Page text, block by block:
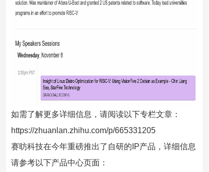
如需了解更多详细信息，请阅读以下专栏文章：
https://zhuanlan.zhihu.com/p/665331205
赛昉科技在今年重磅推出了自研的IP产品，详细信息
请参考以下产品中心页面：